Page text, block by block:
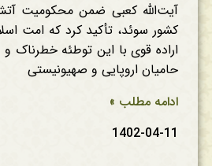
آیت‌الله کعبی ضمن محکومیت
کشور سوئد، تأکید کرد که امت
اراده قوی با این توطئه خطرناک
حامیان اروپایی و صهیونیستی
ادامه مطلب »
1402-04-11